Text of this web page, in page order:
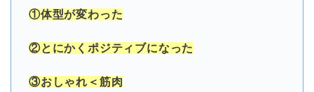
①体型が変わった
②とにかくポジティブになった
③おしゃれ＜筋肉